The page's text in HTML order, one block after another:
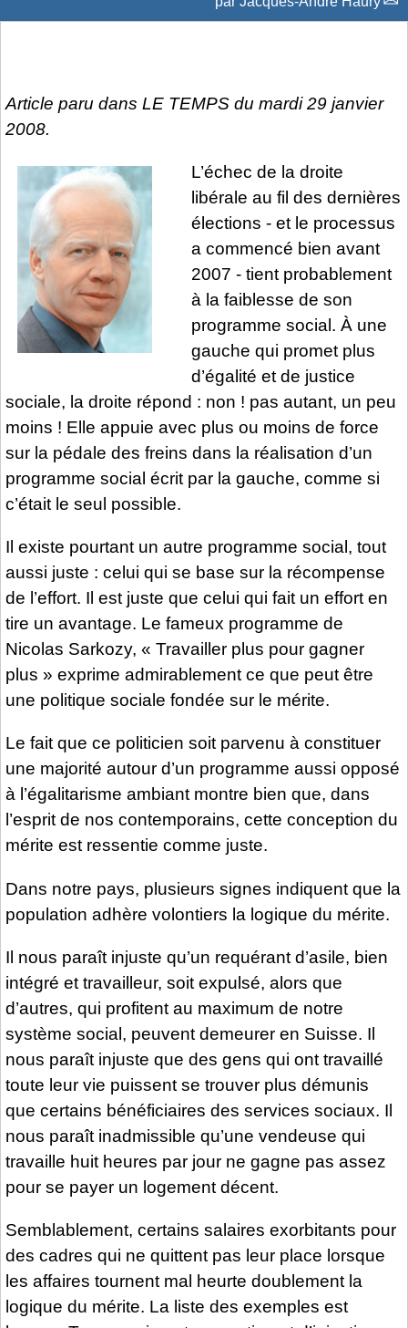
Article paru dans LE TEMPS du mardi 29 janvier
2008.
L’échec de la droite
libérale au fil des dernières
élections - et le processus
a commencé bien avant
2007 - tient probablement
à la faiblesse de son
programme social. À une
gauche qui promet plus
d’égalité et de justice
sociale, la droite répond : non ! pas autant, un peu
moins ! Elle appuie avec plus ou moins de force
sur la pédale des freins dans la réalisation d’un
programme social écrit par la gauche, comme si
c’était le seul possible.
Il existe pourtant un autre programme social, tout
aussi juste : celui qui se base sur la récompense
de l’effort. Il est juste que celui qui fait un effort en
tire un avantage. Le fameux programme de
Nicolas Sarkozy, « Travailler plus pour gagner
plus » exprime admirablement ce que peut être
une politique sociale fondée sur le mérite.
Le fait que ce politicien soit parvenu à constituer
une majorité autour d’un programme aussi opposé
à l’égalitarisme ambiant montre bien que, dans
l’esprit de nos contemporains, cette conception du
mérite est ressentie comme juste.
Dans notre pays, plusieurs signes indiquent que la
population adhère volontiers la logique du mérite.
Il nous paraît injuste qu’un requérant d’asile, bien
intégré et travailleur, soit expulsé, alors que
d’autres, qui profitent au maximum de notre
système social, peuvent demeurer en Suisse. Il
nous paraît injuste que des gens qui ont travaillé
toute leur vie puissent se trouver plus démunis
que certains bénéficiaires des services sociaux. Il
nous paraît inadmissible qu’une vendeuse qui
travaille huit heures par jour ne gagne pas assez
pour se payer un logement décent.
Semblablement, certains salaires exorbitants pour
des cadres qui ne quittent pas leur place lorsque
les affaires tournent mal heurte doublement la
logique du mérite. La liste des exemples est